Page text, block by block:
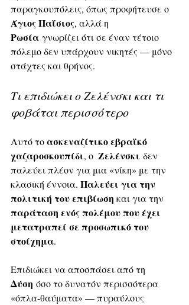
παραγκουπόλεις, όπως προφήτευσε ο
Άγιος Παΐσιος, αλλά η
Ρωσία γνωρίζει ότι σε έναν τέτοιο
πόλεμο δεν υπάρχουν νικητές — μόνο
στάχτες και θρήνος.
Τι επιδιώκει ο Ζελένσκι και τι
φοβάται περισσότερο
Αυτό το ασκεναζίτικο εβραϊκό
χαζαροσκουπίδι, ο Ζελένσκι δεν
παλεύει πλέον για μια «νίκη» με την
κλασική έννοια. Παλεύει για την
πολιτική του επιβίωση και για την
παράταση ενός πολέμου που έχει
μετατραπεί σε προσωπικό του
στοίχημα.
Επιδιώκει να αποσπάσει από τη
Δύση όσο το δυνατόν περισσότερα
«όπλα-θαύματα» — πυραύλους